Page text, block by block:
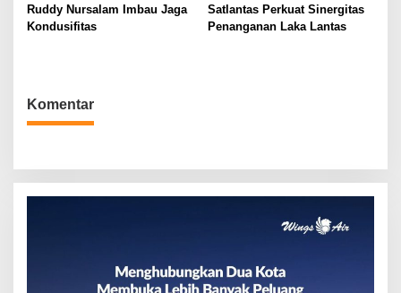
s
Ruddy Nursalam Imbau Jaga
Kondusifitas
Satlantas Perkuat Sinergitas
Penanganan Laka Lantas
Komentar